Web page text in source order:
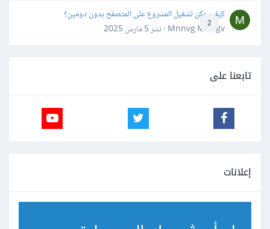
2
كيف يمكن تشغيل المشروع على المتصفح بدون دومين؟
Mnnvg Mnbgv · نشر
5 مارس 2025
تابعنا على
إعلانات